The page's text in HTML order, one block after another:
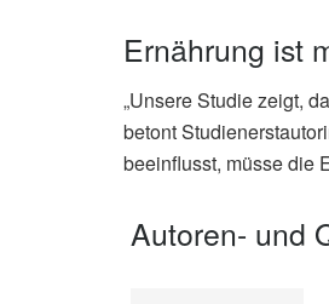
Ernährung ist
„Unsere Studie zeigt,
betont
beeinflusst, müsse die
Autoren- und